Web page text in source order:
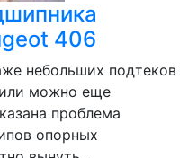
406
небольших подтеков
можно еще
проблема
опорных